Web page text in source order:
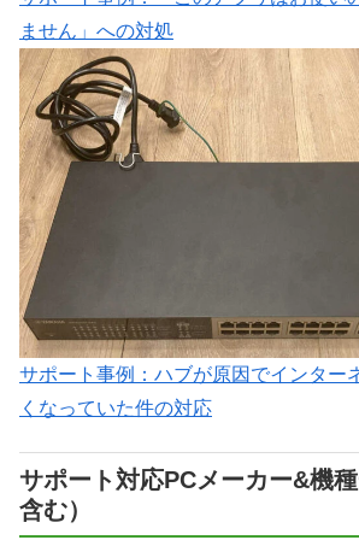
ません」への対処
サポート事例：ハブが原因でインター
くなっていた件の対応
サポート対応PCメーカー&機
含む）